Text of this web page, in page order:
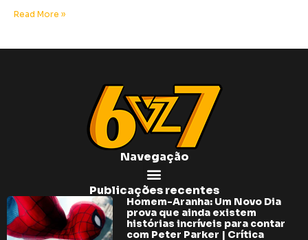
Read More »
Navegação
Publicações recentes
Homem-Aranha: Um Novo Dia
prova que ainda existem
histórias incríveis para contar
com Peter Parker | Crítica